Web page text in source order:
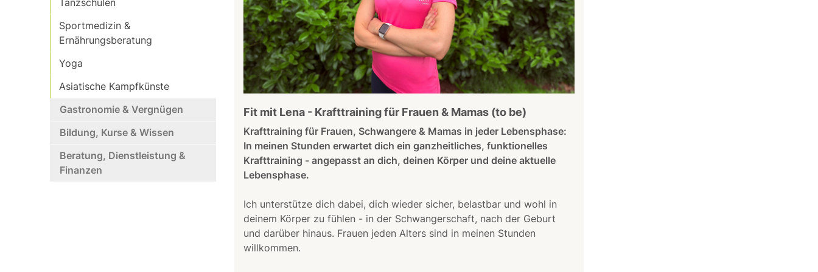
Tanzschulen
Sportmedizin &
Ernährungsberatung
Yoga
Asiatische Kampfkünste
Gastronomie & Vergnügen
Bildung, Kurse & Wissen
Beratung, Dienstleistung &
Finanzen
Fit mit Lena - Krafttraining für Frauen & Mamas (to be)
Krafttraining für Frauen, Schwangere & Mamas in jeder Lebensphase:
In meinen Stunden erwartet dich ein ganzheitliches, funktionelles
Krafttraining - angepasst an dich, deinen Körper und deine aktuelle
Lebensphase.
Ich unterstütze dich dabei, dich wieder sicher, belastbar und wohl in
deinem Körper zu fühlen - in der Schwangerschaft, nach der Geburt
und darüber hinaus. Frauen jeden Alters sind in meinen Stunden
willkommen.